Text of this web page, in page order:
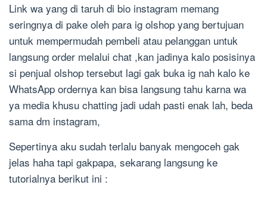
Link wa yang di taruh di bio instagram memang
seringnya di pake oleh para ig olshop yang bertujuan
untuk mempermudah pembeli atau pelanggan untuk
langsung order melalui chat ,kan jadinya kalo posisinya
si penjual olshop tersebut lagi gak buka ig nah kalo ke
WhatsApp ordernya kan bisa langsung tahu karna wa
ya media khusu chatting jadi udah pasti enak lah, beda
sama dm instagram,
Sepertinya aku sudah terlalu banyak mengoceh gak
jelas haha tapi gakpapa, sekarang langsung ke
tutorialnya berikut ini :